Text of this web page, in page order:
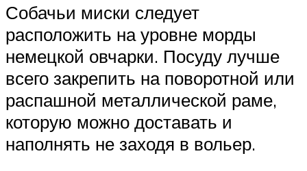
Собачьи миски следует
расположить на уровне морды
немецкой овчарки. Посуду лучше
всего закрепить на поворотной или
распашной металлической раме,
которую можно доставать и
наполнять не заходя в вольер.